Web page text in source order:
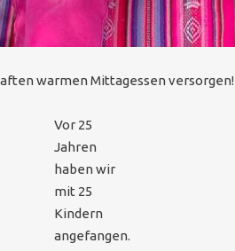
warmen Mittagessen versorgen!
Vor 25
Jahren
haben wir
mit 25
Kindern
angefangen.